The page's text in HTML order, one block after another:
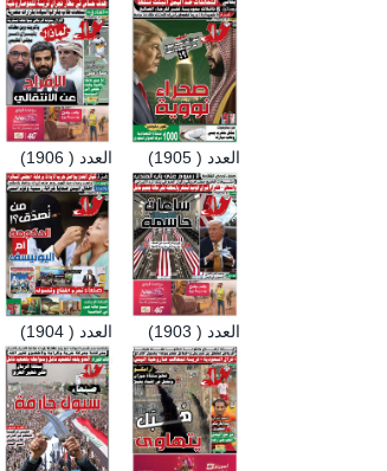
العدد ( 1906) العدد ( 1905)
العدد ( 1904) العدد ( 1903)